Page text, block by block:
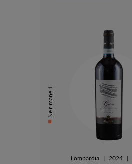
Ne rimane 1
Lombardia | 2024 |